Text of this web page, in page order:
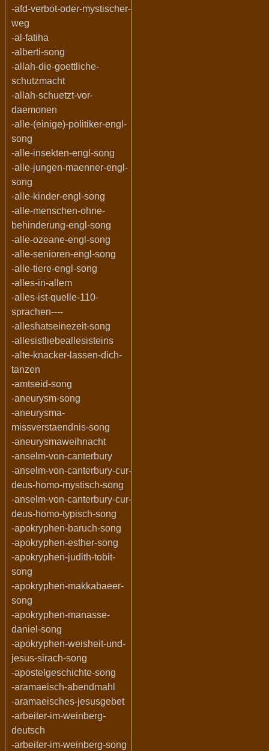
-afd-verbot-oder-mystischer-
weg
-al-fatiha
-alberti-song
-allah-die-goettliche-
schutzmacht
-allah-schuetzt-vor-
daemonen
-alle-(einige)-politiker-engl-
song
-alle-insekten-engl-song
-alle-jungen-maenner-engl-
song
-alle-kinder-engl-song
-alle-menschen-ohne-
behinderung-engl-song
-alle-ozeane-engl-song
-alle-senioren-engl-song
-alle-tiere-engl-song
-alles-in-allem
-alles-ist-quelle-110-
sprachen----
-alleshatseinezeit-song
-allesistliebeallesisteins
-alte-knacker-lassen-dich-
tanzen
-amtseid-song
-aneurysm-song
-aneurysma-
missverstaendnis-song
-aneurysmaweihnacht
-anselm-von-canterbury
-anselm-von-canterbury-cur-
deus-homo-mystisch-song
-anselm-von-canterbury-cur-
deus-homo-typisch-song
-apokryphen-baruch-song
-apokryphen-esther-song
-apokryphen-judith-tobit-
song
-apokryphen-makkabaeer-
song
-apokryphen-manasse-
daniel-song
-apokryphen-weisheit-und-
jesus-sirach-song
-apostelgeschichte-song
-aramaeisch-abendmahl
-aramaeisches-jesusgebet
-arbeiter-im-weinberg-
deutsch
-arbeiter-im-weinberg-song